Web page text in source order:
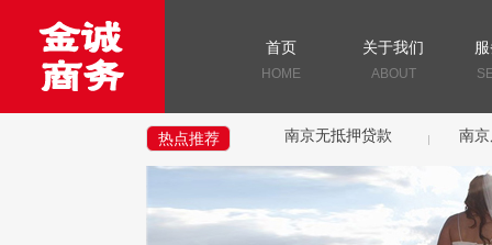
首页
HOME
关于我们
ABOUT
热点推荐 南京无抵押贷款 南